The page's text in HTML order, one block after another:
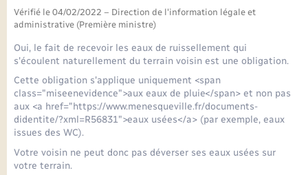
Seniors
Transports
Voirie et espace public
Vérifié le 04/02/2022 – Direction de l'information légale et
administrative (Première ministre)
Oui, le fait de recevoir les eaux de ruissellement qui
s'écoulent naturellement du terrain voisin est une obligation.
Cette obligation s'applique uniquement <span
class="miseenevidence">aux eaux de pluie</span> et non pas
aux <a href="https://www.menesqueville.fr/documents-
didentite/?xml=R56831">eaux usées</a> (par exemple, eaux
issues des WC).
Votre voisin ne peut donc pas déverser ses eaux usées sur
votre terrain.